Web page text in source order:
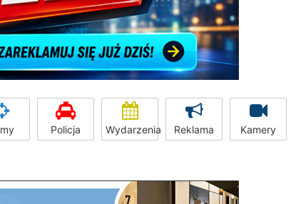
Policja Wydarzenia Reklama Kamery